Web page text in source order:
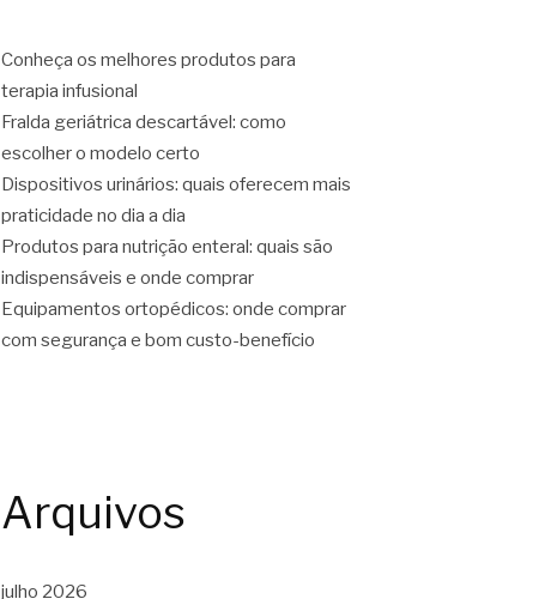
Conheça os melhores produtos para
terapia infusional
Fralda geriátrica descartável: como
escolher o modelo certo
Dispositivos urinários: quais oferecem mais
praticidade no dia a dia
Produtos para nutrição enteral: quais são
indispensáveis e onde comprar
Equipamentos ortopédicos: onde comprar
com segurança e bom custo-benefício
Arquivos
julho 2026